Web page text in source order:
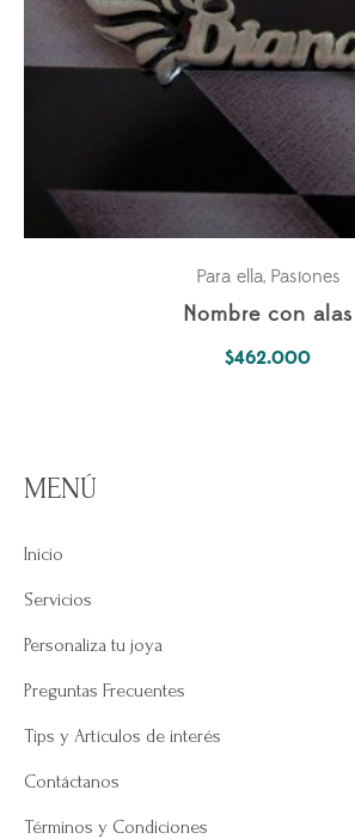
Para ella, Pasiones
Nombre con alas
$462.000
MENÚ
Inicio
Servicios
Personaliza tu joya
Preguntas Frecuentes
Tips y Artículos de interés
Contáctanos
Términos y Condiciones